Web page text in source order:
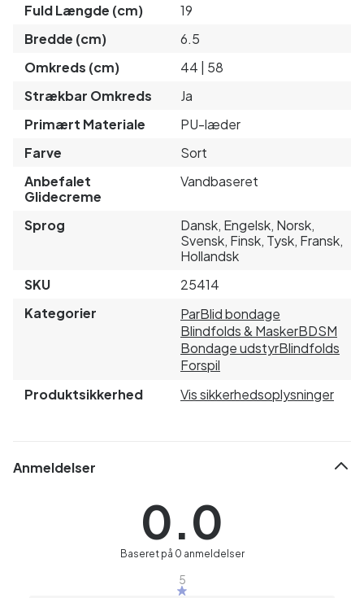
Fuld Længde (cm)
19
Bredde (cm)
6.5
Omkreds (cm)
44 | 58
Strækbar Omkreds
Ja
Primært Materiale
PU-læder
Farve
Sort
Anbefalet
Glidecreme
Vandbaseret
Sprog
Dansk, Engelsk, Norsk,
Svensk, Finsk, Tysk, Fransk,
Hollandsk
SKU
25414
Kategorier
ParBlid bondage
Blindfolds & MaskerBDSM
Bondage udstyrBlindfolds
Forspil
Produktsikkerhed
Vis sikkerhedsoplysninger
Anmeldelser
0.0
Baseret på 0 anmeldelser
5